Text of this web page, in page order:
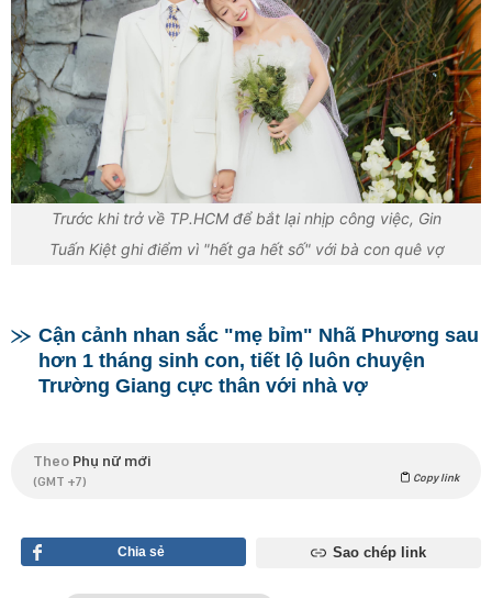
Trước khi trở về TP.HCM để bắt lại nhịp công việc, Gin
Tuấn Kiệt ghi điểm vì "hết ga hết số" với bà con quê vợ
Cận cảnh nhan sắc "mẹ bỉm" Nhã Phương sau
hơn 1 tháng sinh con, tiết lộ luôn chuyện
Trường Giang cực thân với nhà vợ
Theo Phụ nữ mới
(GMT +7) Copy link
Chia sẻ Sao chép link